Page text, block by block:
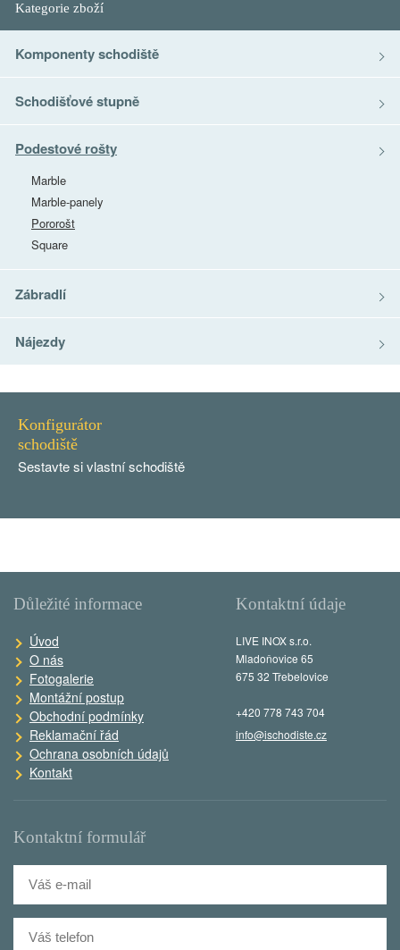
Kategorie zboží
Komponenty schodiště
Schodišťové stupně
Podestové rošty
Marble
Marble-panely
Pororošt
Square
Zábradlí
Nájezdy
Konfigurátor
schodiště
Sestavte si vlastní schodiště
Důležité informace
Úvod
O nás
Fotogalerie
Montážní postup
Obchodní podmínky
Reklamační řád
Ochrana osobních údajů
Kontakt
Kontaktní formulář
Kontaktní údaje
LIVE INOX s.r.o.
Mladoňovice 65
675 32 Třebelovice
+420 778 743 704
info@ischodiste.cz